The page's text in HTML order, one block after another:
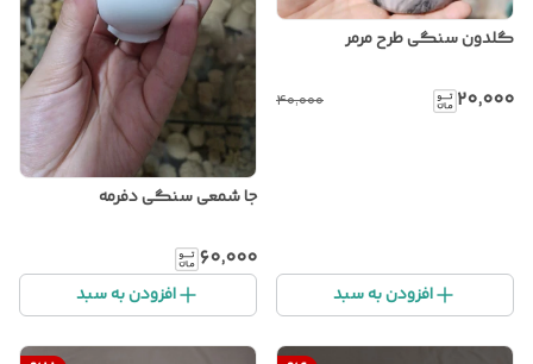
گلدون سنگی طرح مرمر
۲۰٬۰۰۰ ۴۰٬۰۰۰
افزودن به سبد
جا شمعی سنگی دفرمه
۶۰٬۰۰۰
افزودن به سبد